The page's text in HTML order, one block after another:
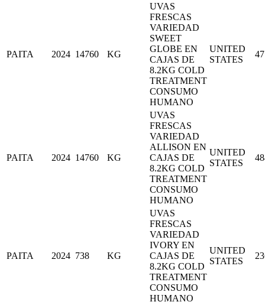
PAITA 2024 14760 KG
UVAS
FRESCAS
VARIEDAD
SWEET
GLOBE EN
CAJAS DE
8.2KG COLD
TREATMENT
CONSUMO
HUMANO
UNITED
STATES
PAITA 2024 14760 KG
UVAS
FRESCAS
VARIEDAD
ALLISON EN
CAJAS DE
8.2KG COLD
TREATMENT
CONSUMO
HUMANO
UNITED
STATES
PAITA 2024 738 KG
UVAS
FRESCAS
VARIEDAD
IVORY EN
CAJAS DE
8.2KG COLD
TREATMENT
CONSUMO
HUMANO
UNITED
STATES